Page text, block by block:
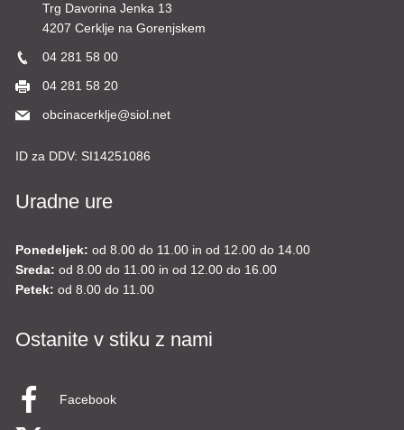
Trg Davorina Jenka 13
4207 Cerklje na Gorenjskem
04 281 58 00
04 281 58 20
obcinacerklje@siol.net
ID za DDV: SI14251086
Uradne ure
Ponedeljek: od 8.00 do 11.00 in od 12.00 do 14.00
Sreda: od 8.00 do 11.00 in od 12.00 do 16.00
Petek: od 8.00 do 11.00
Ostanite v stiku z nami
Facebook